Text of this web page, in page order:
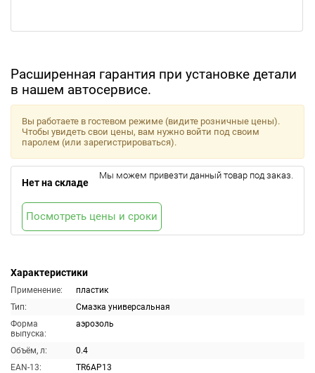
Расширенная гарантия при установке детали
в нашем автосервисе.
Характеристики
Применение:
пластик
Тип:
Смазка универсальная
Форма
выпуска:
аэрозоль
Объём, л:
0.4
EAN-13:
TR6AP13
Вы работаете в гостевом режиме (видите розничные цены).
Чтобы увидеть свои цены, вам нужно войти под своим
паролем (или зарегистрироваться).
Нет на складе
Мы можем привезти данный товар под заказ.
Посмотреть цены и сроки